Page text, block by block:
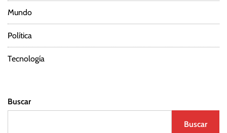
Mundo
Política
Tecnología
Buscar
Buscar